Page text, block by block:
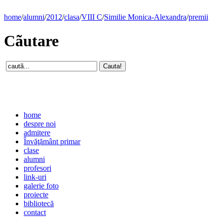
home/alumni/2012/clasa/VIII C/Similie Monica-Alexandra/premii
Cãutare
home
despre noi
admitere
Învăţământ primar
clase
alumni
profesori
link-uri
galerie foto
proiecte
bibliotecă
contact